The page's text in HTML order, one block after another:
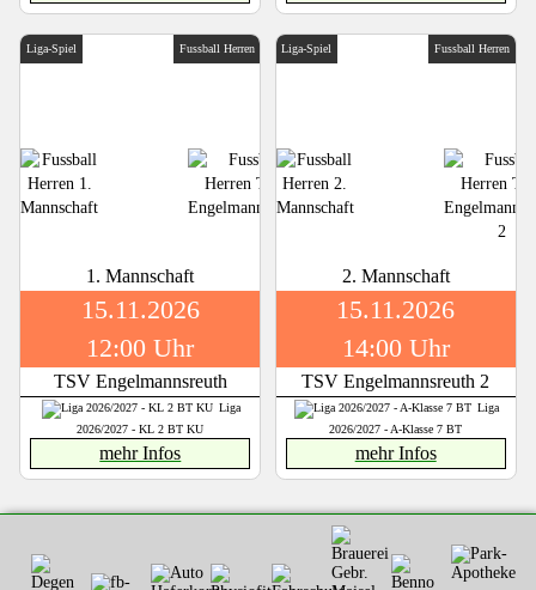
Liga-Spiel Fussball Herren
1. Mannschaft
15.11.2026
12:00 Uhr
TSV Engelmannsreuth
Liga
2026/2027 - KL 2 BT KU
mehr Infos
Liga-Spiel Fussball Herren
2. Mannschaft
15.11.2026
14:00 Uhr
TSV Engelmannsreuth 2
Liga
2026/2027 - A-Klasse 7 BT
mehr Infos